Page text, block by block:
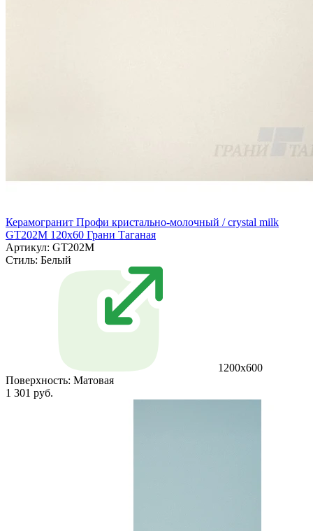
Керамогранит Профи кристально-молочный / crystal milk
GT202M 120х60 Грани Таганая
Артикул: GT202M
Стиль: Белый
1200х600
Поверхность: Матовая
1 301 руб.